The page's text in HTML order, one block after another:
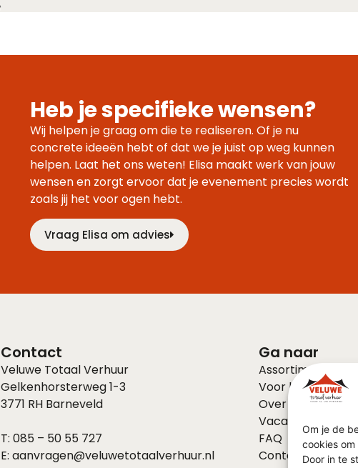
Om je de
cookies
Door in te
Heb je specifieke wensen?
Wij helpen je graag om die te realiseren. Of je nu
concrete ideeën hebt of dat we je juist op weg kunnen
helpen. Laat het ons weten! Elisa maakt werk van jouw
wensen en zorgt ervoor dat je evenement precies wordt
zoals jij het voor ogen hebt.
Vraag Elisa om advies
Contact
Veluwe Totaal Verhuur
Gelkenhorsterweg 1-3
3771 RH Barneveld
T: 085 – 50 55 727
E: aanvragen@veluwetotaalverhuur.nl
Ga naar
Assortiment
Voor bedrijven
Over ons
Vacatures
FAQ
Contact